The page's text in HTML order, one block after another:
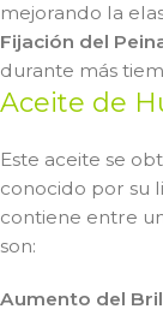
mejorando la
Fijación del
durante más
Aceite de
Este aceite se
conocido por su
contiene entre
son:
Aumento del